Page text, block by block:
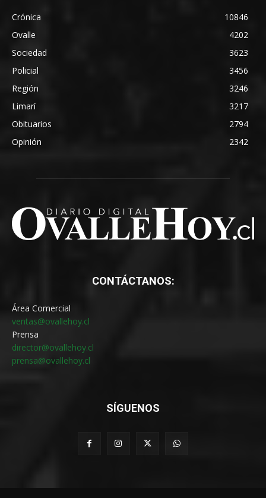
Crónica
10846
Ovalle
4202
Sociedad
3623
Policial
3456
Región
3246
Limarí
3217
Obituarios
2794
Opinión
2342
CONTÁCTANOS:
Área Comercial
ventas@ovallehoy.cl
Prensa
director@ovallehoy.cl
prensa@ovallehoy.cl
SÍGUENOS